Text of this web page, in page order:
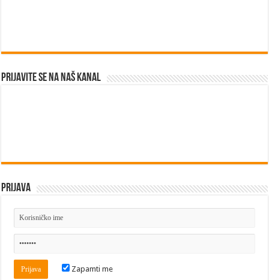
Prijavite se na naš kanal
Prijava
Zapamti me